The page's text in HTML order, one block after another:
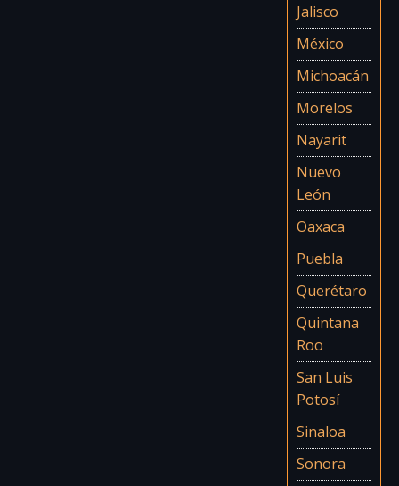
Jalisco
México
Michoacán
Morelos
Nayarit
Nuevo
León
Oaxaca
Puebla
Querétaro
Quintana
Roo
San Luis
Potosí
Sinaloa
Sonora